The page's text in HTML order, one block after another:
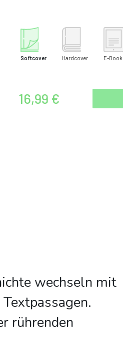
Softcover Hardcover E-Book
16,99 €
wechseln mit
rührenden